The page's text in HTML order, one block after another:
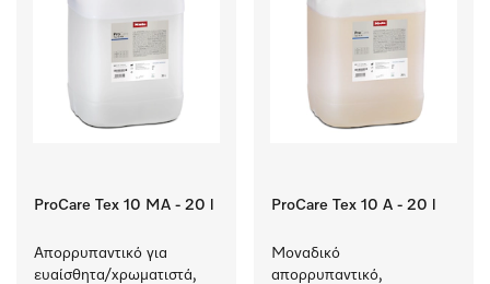
ProCare Tex 10 MA - 20 l
Απορρυπαντικό για
ευαίσθητα/χρωματιστά,
ProCare Tex 10 A - 20 l
Μοναδικό
απορρυπαντικό,